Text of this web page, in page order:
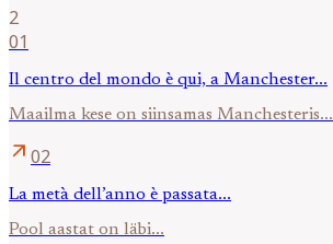
2
01
Il centro del mondo è qui, a Manchester...
Maailma kese on siinsamas Manchesteris...
arrow_outward 02
La metà dell’anno è passata...
Pool aastat on läbi...